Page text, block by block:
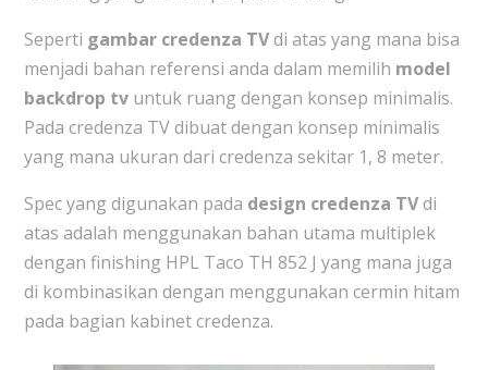
Seperti gambar credenza TVdi atas yang mana bisa
menjadi bahan referensi anda dalam memilih model
backdrop tvuntuk ruang dengan konsep minimalis.
Pada credenza TV dibuat dengan konsep minimalis
yang mana ukuran dari credenza sekitar 1, 8 meter.
Spec yang digunakan pada design credenza TVdi
atas adalah menggunakan bahan utama multiplek
dengan finishing HPL Taco TH 852 J yang mana juga
di kombinasikan dengan menggunakan cermin hitam
pada bagian kabinet credenza.